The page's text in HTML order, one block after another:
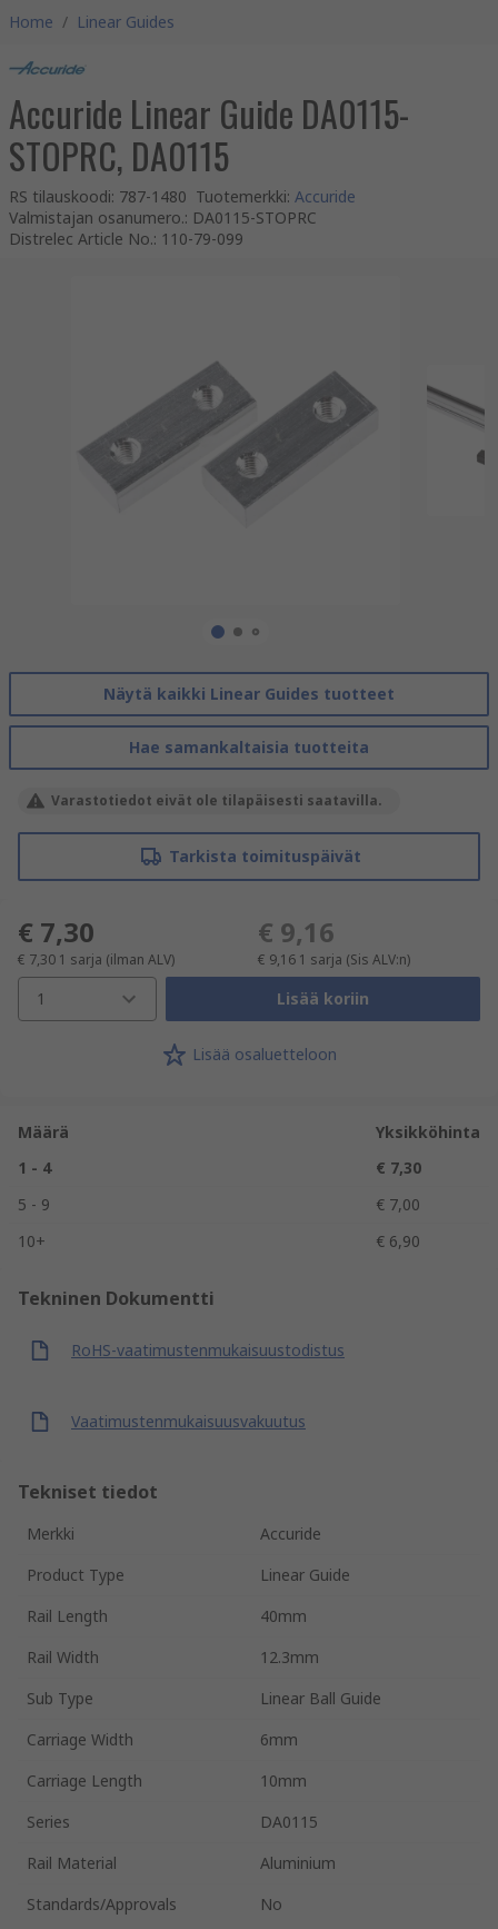
Home / Linear Guides
Accuride Linear Guide DA0115-
STOPRC, DA0115
RS tilauskoodi: 787-1480 Tuotemerkki: Accuride
Valmistajan osanumero.: DA0115-STOPRC
Distrelec Article No.: 110-79-099
Näytä kaikki Linear Guides tuotteet
Hae samankaltaisia tuotteita
Varastotiedot eivät ole tilapäisesti saatavilla.
Tarkista toimituspäivät
€ 7,30
€ 7,30 1 sarja (ilman ALV)
€ 9,16
€ 9,16 1 sarja (Sis ALV:n)
1 Lisää koriin
Lisää osaluetteloon
Määrä
Yksikköhinta
1 - 4
€ 7,30
5 - 9
€ 7,00
10+
€ 6,90
Tekninen Dokumentti
RoHS-vaatimustenmukaisuustodistus
Vaatimustenmukaisuusvakuutus
Tekniset tiedot
Merkki
Accuride
Product Type
Linear Guide
Rail Length
40mm
Rail Width
12.3mm
Sub Type
Linear Ball Guide
Carriage Width
6mm
Carriage Length
10mm
Series
DA0115
Rail Material
Aluminium
Standards/Approvals
No